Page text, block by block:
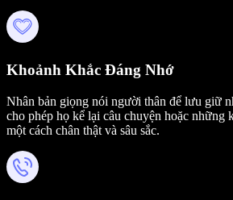
Khoảnh Khắc Đáng Nhớ
Nhân bản giọng nói người thân để lưu giữ
cho phép họ kể lại câu chuyện hoặc những
một cách chân thật và sâu sắc.